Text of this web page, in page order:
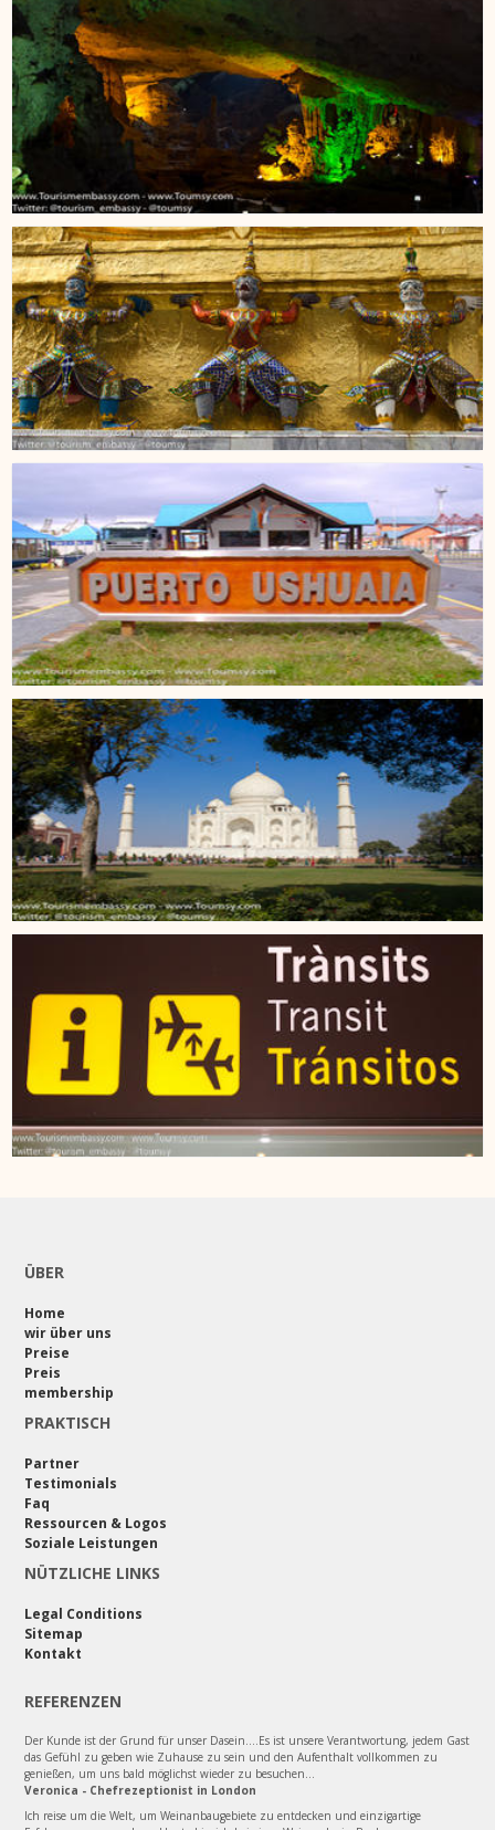
ÜBER
Home
wir über uns
Preise
Preis
membership
PRAKTISCH
Partner
Testimonials
Faq
Ressourcen & Logos
Soziale Leistungen
NÜTZLICHE LINKS
Legal Conditions
Sitemap
Kontakt
REFERENZEN
Der Kunde ist der Grund für unser Dasein....Es ist unsere Verantwortung, jedem Gast
das Gefühl zu geben wie Zuhause zu sein und den Aufenthalt vollkommen zu
genießen, um uns bald möglichst wieder zu besuchen...
Veronica - Chefrezeptionist in London
Ich reise um die Welt, um Weinanbaugebiete zu entdecken und einzigartige